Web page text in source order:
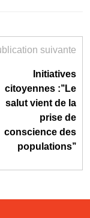
suivante
Initiatives
citoyennes :’’Le
salut vient de la
prise de
conscience des
populations’’